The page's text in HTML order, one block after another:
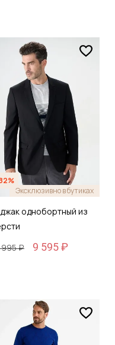
Эксклюзивно в бутиках
однобортный из
₽
9 595 ₽